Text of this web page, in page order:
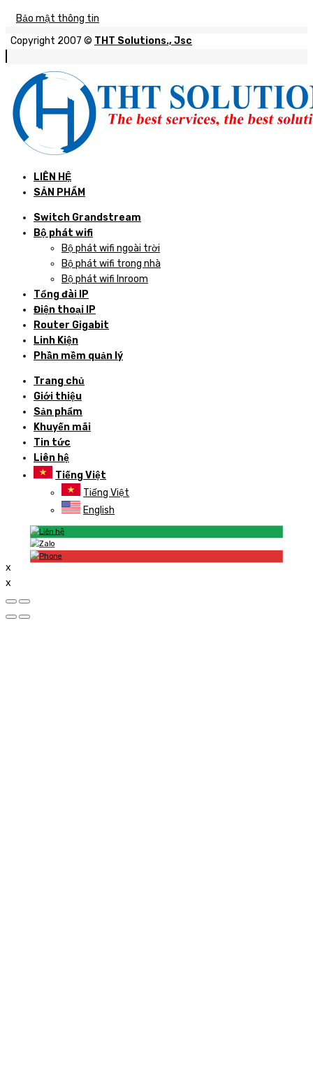
Bảo mật thông tin
Copyright 2007 © THT Solutions., Jsc
LIÊN HỆ
SẢN PHẨM
Switch Grandstream
Bộ phát wifi
Bộ phát wifi ngoài trời
Bộ phát wifi trong nhà
Bộ phát wifi Inroom
Tổng đài IP
Điện thoại IP
Router Gigabit
Linh Kiện
Phần mềm quản lý
Trang chủ
Giới thiệu
Sản phẩm
Khuyến mãi
Tin tức
Liên hệ
Tiếng Việt
Tiếng Việt
English
x
x